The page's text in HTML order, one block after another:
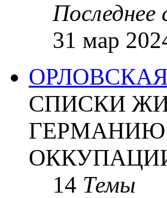
Последнее
31 мар
СПИСКИ
ГЕРМАНИЮ
14 Темы